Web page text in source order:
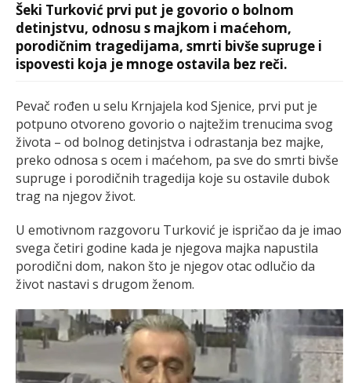
Šeki Turković prvi put je govorio o bolnom
detinjstvu, odnosu s majkom i maćehom,
porodičnim tragedijama, smrti bivše supruge i
ispovesti koja je mnoge ostavila bez reči.
Pevač rođen u selu Krnjajela kod Sjenice, prvi put je
potpuno otvoreno govorio o najtežim trenucima svog
života – od bolnog detinjstva i odrastanja bez majke,
preko odnosa s ocem i maćehom, pa sve do smrti bivše
supruge i porodičnih tragedija koje su ostavile dubok
trag na njegov život.
U emotivnom razgovoru Turković je ispričao da je imao
svega četiri godine kada je njegova majka napustila
porodični dom, nakon što je njegov otac odlučio da
život nastavi s drugom ženom.